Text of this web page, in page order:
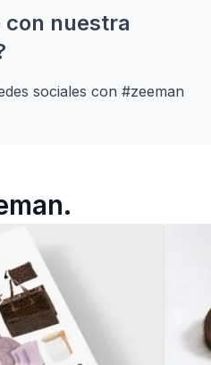
con nuestra
sociales con #zeeman